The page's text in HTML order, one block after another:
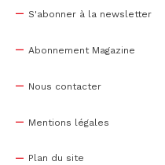
S'abonner à la newsletter
Abonnement Magazine
Nous contacter
Mentions légales
Plan du site